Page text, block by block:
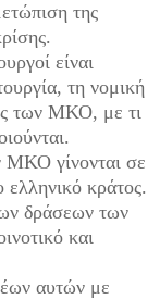
της
είναι
τη νομική
των ΜΚΟ, με τι
ΜΚΟ γίνονται σε
ελληνικό κράτος.
δράσεων των
και
αυτών με